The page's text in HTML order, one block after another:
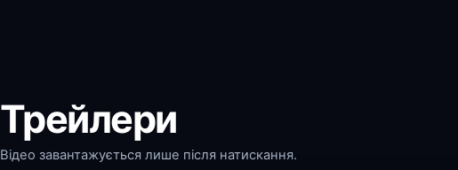
Трейлери
Відео завантажується лише після натискання.